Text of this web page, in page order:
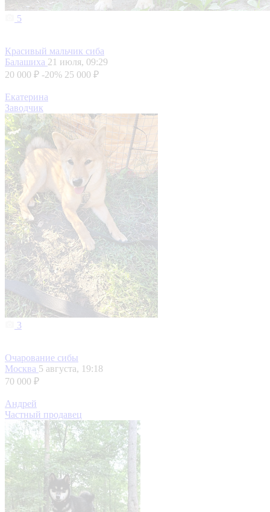
5
Красивый мальчик сиба
Балашиха 21 июля, 09:29
20 000 ₽ -20% 25 000 ₽
Екатерина
Заводчик
3
Очарование сибы
Москва 5 августа, 19:18
70 000 ₽
Андрей
Частный продавец